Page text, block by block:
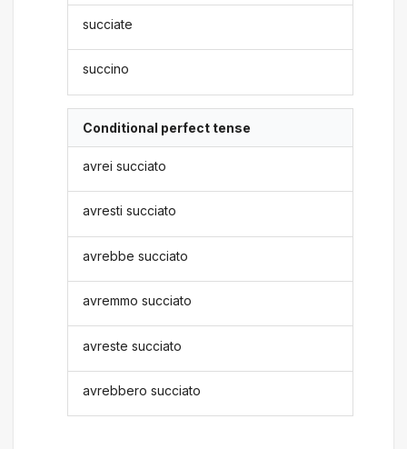
succiate
succino
Conditional perfect tense
avrei succiato
avresti succiato
avrebbe succiato
avremmo succiato
avreste succiato
avrebbero succiato